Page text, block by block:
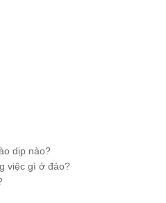
dịp nào?
việc gì ở đảo?